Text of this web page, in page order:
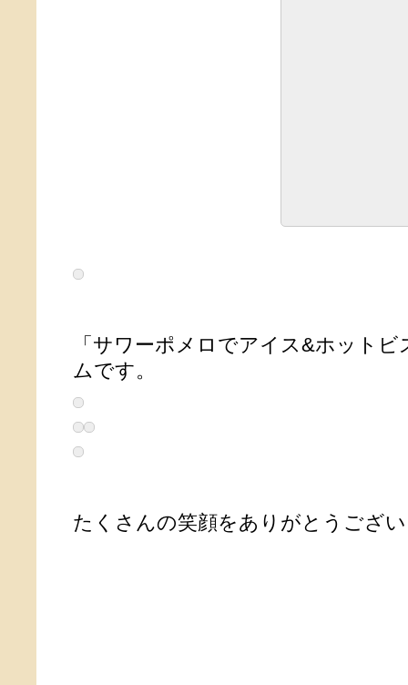
「サワーポメロでアイス&ホット
ムです。
たくさんの笑顔をありがとうござ